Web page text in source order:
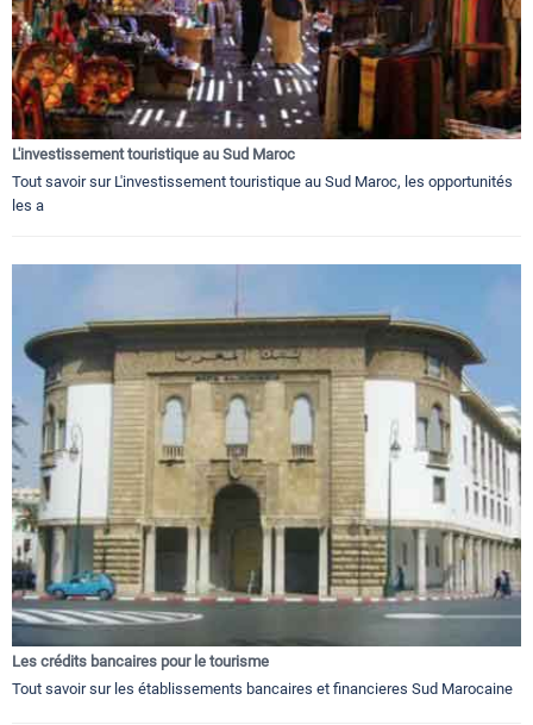
L'investissement touristique au Sud Maroc
Tout savoir sur L'investissement touristique au Sud Maroc, les opportunités
les a
Les crédits bancaires pour le tourisme
Tout savoir sur les établissements bancaires et financieres Sud Marocaine